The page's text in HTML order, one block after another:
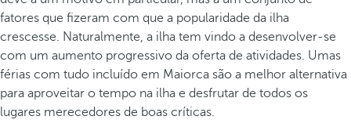
fatores que fizeram com que a popularidade da ilha
crescesse. Naturalmente, a ilha tem vindo a desenvolver-se
com um aumento progressivo da oferta de atividades. Umas
férias com tudo incluído em Maiorca são a melhor alternativa
para aproveitar o tempo na ilha e desfrutar de todos os
lugares merecedores de boas críticas.